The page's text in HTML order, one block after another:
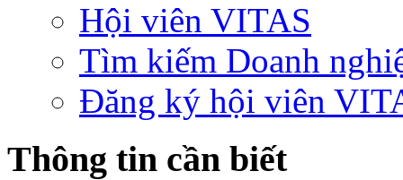
Hội viên VITAS
Tìm kiếm Doanh
Đăng ký hội viên
Thông tin cần biết